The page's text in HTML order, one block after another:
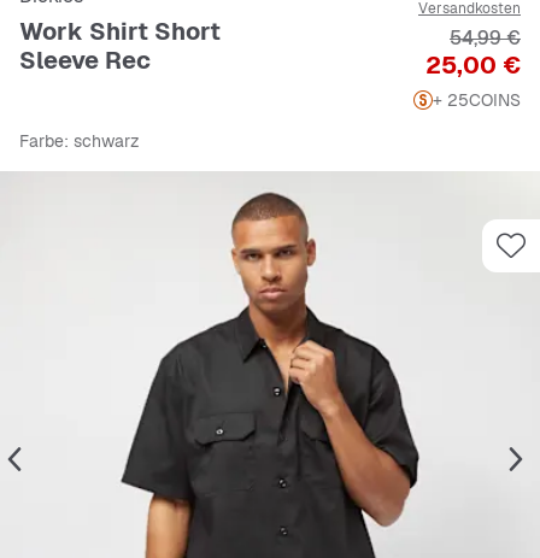
Work Shirt Short
Sleeve Rec
Versandkosten
Preis
25,00 €
54,99 €
+ 25COINS
Farbe: schwarz